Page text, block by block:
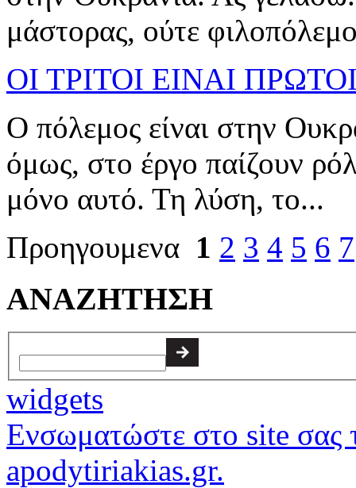
μάστορας, ούτε
ΟΙ ΤΡΙΤΟΙ ΕΙΝΑΙ
Ο πόλεμος είναι στην
όμως, στο έργο παίζουν
μόνο αυτό. Τη λύση, το...
Προηγουμενα 1 2 3 4 5 6 7
ΑΝΑΖΗΤΗΣΗ
widgets
Ενσωματώστε στο site σας
apodytiriakias.gr.